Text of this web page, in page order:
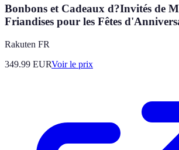
Bonbons et Cadeaux d?Invités de
Friandises pour les Fêtes
Rakuten FR
349.99 EURVoir le prix